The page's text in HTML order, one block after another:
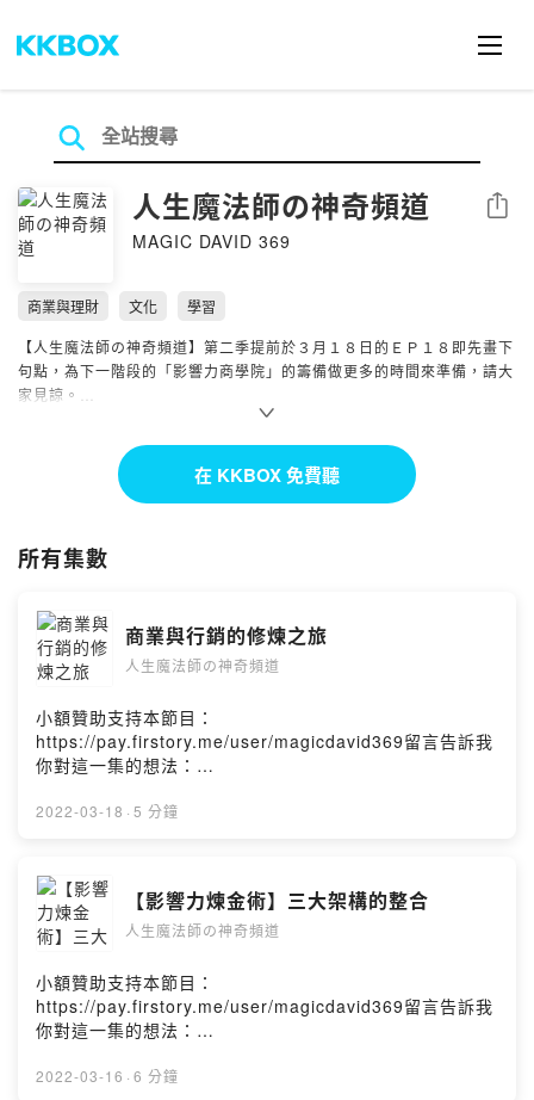
人生魔法師の神奇頻道
MAGIC DAVID 369
分享
商業與理財 文化
學習
【人生魔法師の神奇頻道】第二季提前於３月１８日的ＥＰ１８即先畫下
句點，為下一階段的「影響力商學院」的籌備做更多的時間來準備，請大
家見諒。
我們即將以新型態來呈現更適合的內容為大家服務！
【人生魔法師の神奇頻道】是一個提供另類思考的自我成長頻道。每個人
都是自己生活的魔法師，一個念頭的轉念、一個行動的改變，將創造不一
樣的奇蹟結果！
譜：數字三絕】系列，分享最前端獨家開發的【ＤＮＡ動力光譜】工具，
結合討論人類在慾望（金錢物質）、關係（課題）、情緒（心境）等等不
同生活型態與問題中自我檢視與成長。
【玩轉人生光譜：數字三絕】系列這主題跟大家一起前進，這無關乎於宗
界的進化連結有關。
什麼是「人生光譜」？
什麼又是「數字三絕」？
奇蹟真的可以「再造」嗎？
我跟這「奇蹟」有甚麼關係？
我又該如何定義屬於我的人生幸福與奇蹟？
你將會知道，這奇蹟的關鍵其實就在每個人的生活之中，從慾望（金錢物
在 KKBOX 免費聽
所有集數
商業與行銷的修煉之旅
人生魔法師の神奇頻道
小額贊助支持本節目：
https://pay.firstory.me/user/magicdavid369留言告訴我
你對這一集的想法：
ps5/comments【人生魔法師の神奇頻道】（Magic
＃商業與行銷的本質是對於「人性」的應用探索＃既是修
煉，人人有份＃商業管理與行銷本質的修煉：就要先了解
三種宇宙變化本質 不變（聚焦核心理念與價值） 常變
能力）總結＿ＥＮＤ行動建議：「修煉是條不歸路、人生
一切躲不過，那麼何妨好好的理解、學習與實踐」下集節
目：甚麼是「以不變應萬變」的智慧？「一個簡單的小小
中！」如果您覺得這集節目對你有幫助，歡迎分享給一位
2022-03-18 · 5 分鐘
【影響力煉金術】三大架構的整合
人生魔法師の神奇頻道
小額贊助支持本節目：
https://pay.firstory.me/user/magicdavid369留言告訴我
你對這一集的想法：
ps5/comments【人生魔法師の神奇頻道】（Magic
2022-03-16 · 6 分鐘